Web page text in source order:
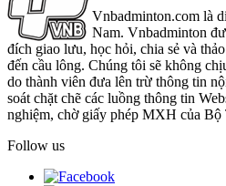
Vnbadminton.com là
Nam. Vnbadminton
đích giao lưu, học hỏi, chia sẻ và
đến cầu lông. Chúng tôi sẽ không
do thành viên đưa lên trừ thông tin
soát chặt chẽ các luồng thông tin
nghiệm, chờ giấy phép MXH của
Follow us